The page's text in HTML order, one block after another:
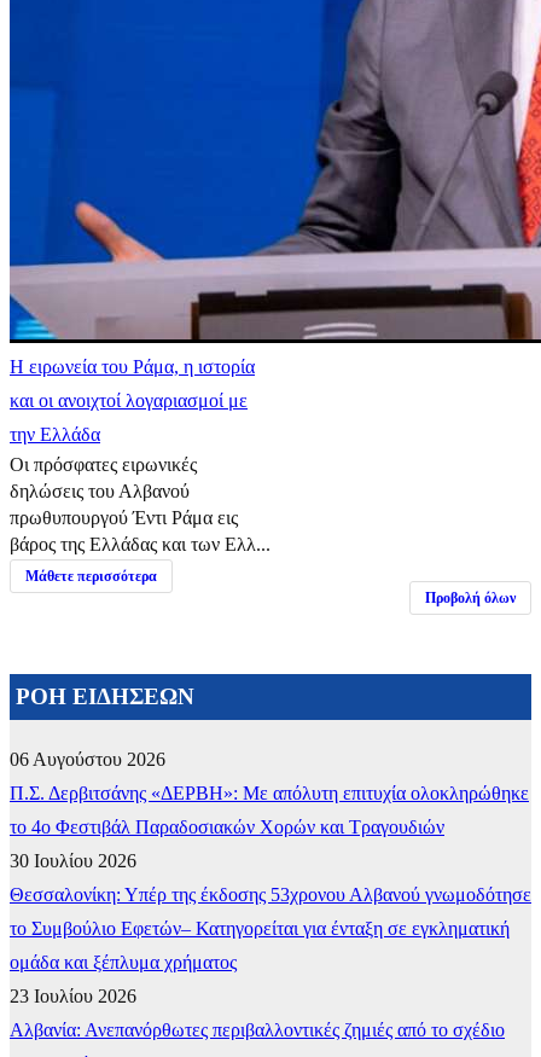
Η ειρωνεία του Ράμα, η ιστορία
και οι ανοιχτοί λογαριασμοί με
την Ελλάδα
Οι πρόσφατες ειρωνικές
δηλώσεις του Αλβανού
πρωθυπουργού Έντι Ράμα εις
βάρος της Ελλάδας και των Ελλ...
Μάθετε περισσότερα
Προβολή όλων
ΡΟΗ ΕΙΔΗΣΕΩΝ
06 Αυγούστου 2026
Π.Σ. Δερβιτσάνης «ΔΕΡΒΗ»: Με απόλυτη επιτυχία ολοκληρώθηκε
το 4ο Φεστιβάλ Παραδοσιακών Χορών και Τραγουδιών
30 Ιουλίου 2026
Θεσσαλονίκη: Υπέρ της έκδοσης 53χρονου Αλβανού γνωμοδότησε
το Συμβούλιο Εφετών– Κατηγορείται για ένταξη σε εγκληματική
ομάδα και ξέπλυμα χρήματος
23 Ιουλίου 2026
Αλβανία: Ανεπανόρθωτες περιβαλλοντικές ζημιές από το σχέδιο